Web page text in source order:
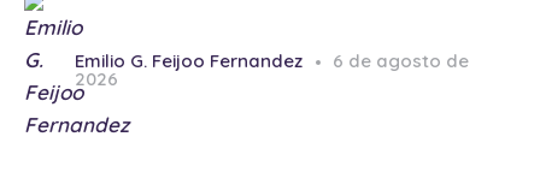
Emilio G. Feijoo Fernandez 6 de agosto de
2026